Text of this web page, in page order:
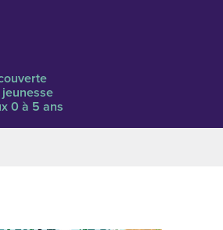
jeunesse
0 à 5 ans